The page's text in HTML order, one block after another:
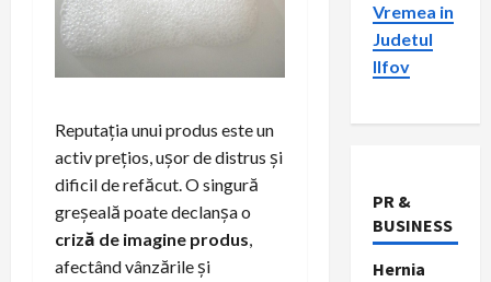
Reputația unui produs este un
activ prețios, ușor de distrus și
dificil de refăcut. O singură
greșeală poate declanșa o
criză de imagine produs,
afectând vânzările și
Vremea in
Judetul
Ilfov
PR &
BUSINESS
Hernia